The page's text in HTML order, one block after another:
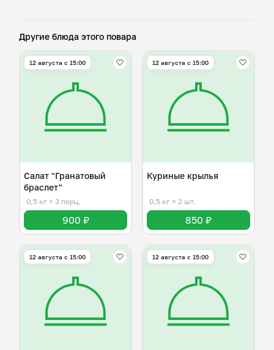
Другие блюда этого повара
12 августа с 15:00
Салат "Гранатовый
браслет"
0,5 кг ≈ 3 порц.
900 ₽
12 августа с 15:00
Куриные крылья
0,5 кг ≈ 2 шт.
850 ₽
12 августа с 15:00 12 августа с 15:00